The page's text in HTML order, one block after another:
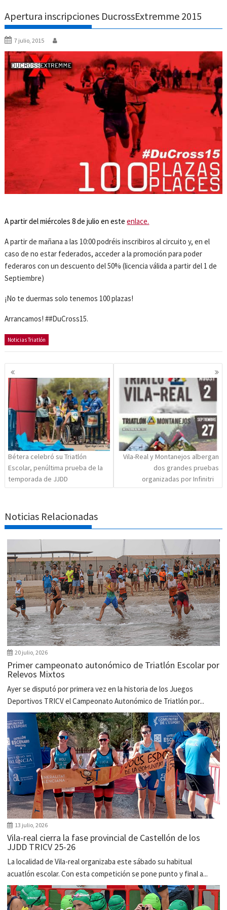
Apertura inscripciones DucrossExtremme 2015
7 julio, 2015
A partir del miércoles 8 de julio en esteenlace.
A partir de mañana a las 10:00 podréis inscribiros al circuito y, en el
caso de no estar federados, acceder a la promoción para poder
federaros con un descuento del 50% (licencia válida a partir del 1 de
Septiembre)
¡No te duermas solo tenemos 100 plazas!
Arrancamos! #‪#‎DuCross15.
Noticias Triatlón
Navegación
de
entradas
Bétera celebró su Triatlón
Escolar, penúltima prueba de la
temporada de JJDD
Vila-Real y Montanejos albergan
dos grandes pruebas
organizadas por Infinitri
Noticias Relacionadas
20 julio, 2026
Primer campeonato autonómico de Triatlón Escolar por
Relevos Mixtos
Ayer se disputó por primera vez en la historia de los Juegos
Deportivos TRICV el Campeonato Autonómico de Triatlón por...
13 julio, 2026
Vila-real cierra la fase provincial de Castellón de los
JJDD TRICV 25-26
La localidad de Vila-real organizaba este sábado su habitual
acuatlón escolar. Con esta competición se pone punto y final a...